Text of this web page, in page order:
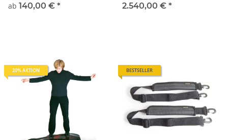
ab 140,00 € *
2.540,00 € *
20% AKTION BESTSELLER